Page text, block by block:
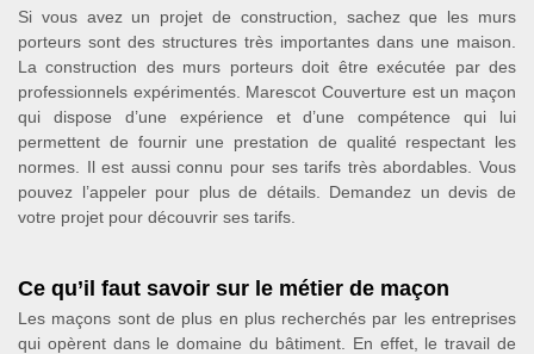
Si vous avez un projet de construction, sachez que les murs
porteurs sont des structures très importantes dans une maison.
La construction des murs porteurs doit être exécutée par des
professionnels expérimentés. Marescot Couverture est un maçon
qui dispose d’une expérience et d’une compétence qui lui
permettent de fournir une prestation de qualité respectant les
normes. Il est aussi connu pour ses tarifs très abordables. Vous
pouvez l’appeler pour plus de détails. Demandez un devis de
votre projet pour découvrir ses tarifs.
Ce qu’il faut savoir sur le métier de maçon
Les maçons sont de plus en plus recherchés par les entreprises
qui opèrent dans le domaine du bâtiment. En effet, le travail de